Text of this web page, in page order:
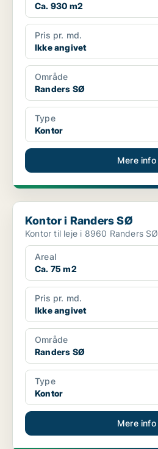
Ca. 930 m2
Pris pr. md.
Ikke angivet
Område
Randers SØ
Type
Kontor
Mere info
Kontor i Randers SØ
Kontor i Randers SØ
Kontor til leje i 8960 Randers SØ
Areal
Ca. 75 m2
Pris pr. md.
Ikke angivet
Område
Randers SØ
Type
Kontor
Mere info